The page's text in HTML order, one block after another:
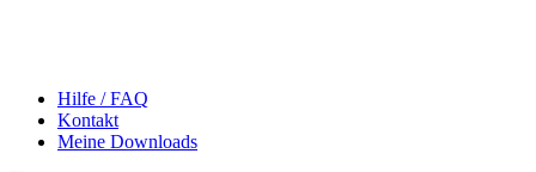
Hilfe / FAQ
Kontakt
Meine Downloads